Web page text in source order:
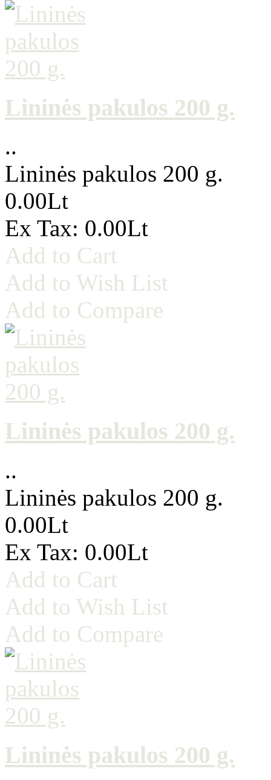
Lininės pakulos 200 g.
..
Lininės pakulos 200 g.
0.00Lt
Ex Tax: 0.00Lt
Add to Cart
Add to Wish List
Add to Compare
Lininės pakulos 200 g.
..
Lininės pakulos 200 g.
0.00Lt
Ex Tax: 0.00Lt
Add to Cart
Add to Wish List
Add to Compare
Lininės pakulos 200 g.